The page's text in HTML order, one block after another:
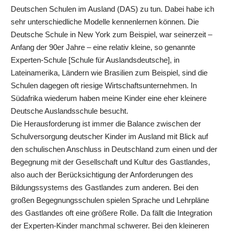
Deutschen Schulen im Ausland (DAS) zu tun. Dabei habe ich
sehr unterschiedliche Modelle kennenlernen können. Die
Deutsche Schule in New York zum Beispiel, war seinerzeit –
Anfang der 90er Jahre – eine relativ kleine, so genannte
Experten-Schule [Schule für Auslandsdeutsche], in
Lateinamerika, Ländern wie Brasilien zum Beispiel, sind die
Schulen dagegen oft riesige Wirtschaftsunternehmen. In
Südafrika wiederum haben meine Kinder eine eher kleinere
Deutsche Auslandsschule besucht.
Die Herausforderung ist immer die Balance zwischen der
Schulversorgung deutscher Kinder im Ausland mit Blick auf
den schulischen Anschluss in Deutschland zum einen und der
Begegnung mit der Gesellschaft und Kultur des Gastlandes,
also auch der Berücksichtigung der Anforderungen des
Bildungssystems des Gastlandes zum anderen. Bei den
großen Begegnungsschulen spielen Sprache und Lehrpläne
des Gastlandes oft eine größere Rolle. Da fällt die Integration
der Experten-Kinder manchmal schwerer. Bei den kleineren